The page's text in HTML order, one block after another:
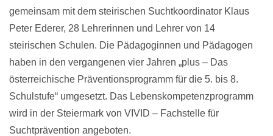
gemeinsam mit dem steirischen Suchtkoordinator Klaus
Peter Ederer, 28 Lehrerinnen und Lehrer von 14
steirischen Schulen. Die Pädagoginnen und Pädagogen
haben in den vergangenen vier Jahren „plus – Das
österreichische Präventionsprogramm für die 5. bis 8.
Schulstufe“ umgesetzt. Das Lebenskompetenzprogramm
wird in der Steiermark von VIVID – Fachstelle für
Suchtprävention angeboten.